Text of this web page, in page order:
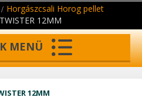
Horgászcsali Horog pellet
12MM
MENÜ
12MM